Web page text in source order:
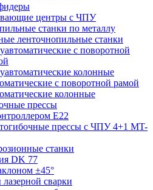
центры с ЧПУ
станки по металлу
ленточнопильные станки
с поворотной
колонные
с поворотной рамой
колонные
прессы
E22
прессы с ЧПУ 4+1 MT-
станки
DK 77
±45°
сварки